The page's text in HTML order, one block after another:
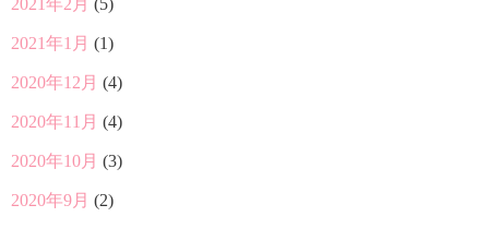
2021年2月 (5)
2021年1月 (1)
2020年12月 (4)
2020年11月 (4)
2020年10月 (3)
2020年9月 (2)